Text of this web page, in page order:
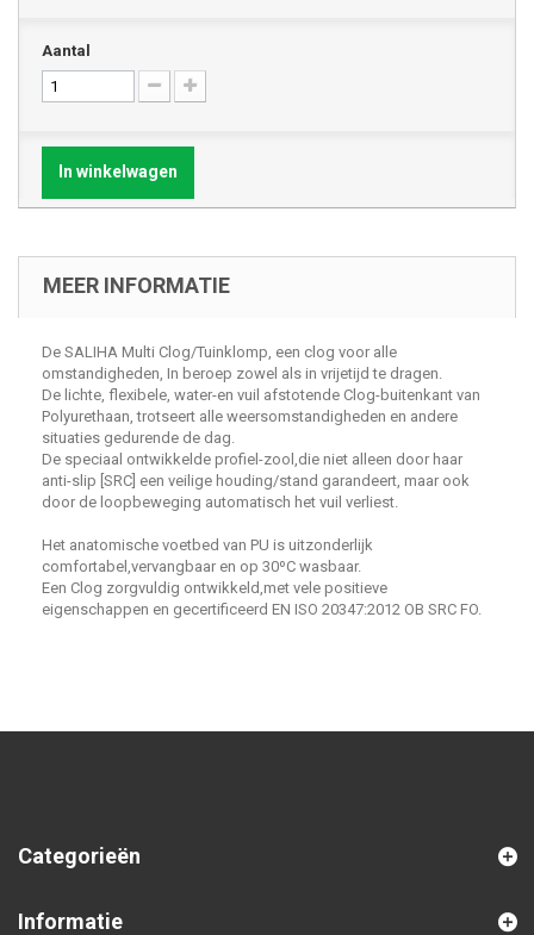
Aantal
In winkelwagen
MEER INFORMATIE
De SALIHA Multi Clog/Tuinklomp, een clog voor alle
omstandigheden, In beroep zowel als in vrijetijd te dragen.
De lichte, flexibele, water-en vuil afstotende Clog-buitenkant van
Polyurethaan, trotseert alle weersomstandigheden en andere
situaties gedurende de dag.
De speciaal ontwikkelde profiel-zool,die niet alleen door haar
anti-slip [SRC] een veilige houding/stand garandeert, maar ook
door de loopbeweging automatisch het vuil verliest.
Het anatomische voetbed van PU is uitzonderlijk
comfortabel,vervangbaar en op 30ºC wasbaar.
Een Clog zorgvuldig ontwikkeld,met vele positieve
eigenschappen en gecertificeerd EN ISO 20347:2012 OB SRC FO.
Categorieën
Informatie